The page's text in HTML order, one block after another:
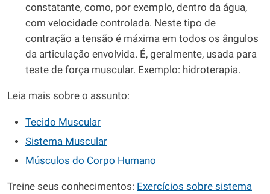
constatante, como, por exemplo, dentro da água,
com velocidade controlada. Neste tipo de
contração a tensão é máxima em todos os ângulos
da articulação envolvida. É, geralmente, usada para
teste de força muscular. Exemplo: hidroterapia.
Leia mais sobre o assunto:
Tecido Muscular
Sistema Muscular
Músculos do Corpo Humano
Treine seus conhecimentos: Exercícios sobre sistema